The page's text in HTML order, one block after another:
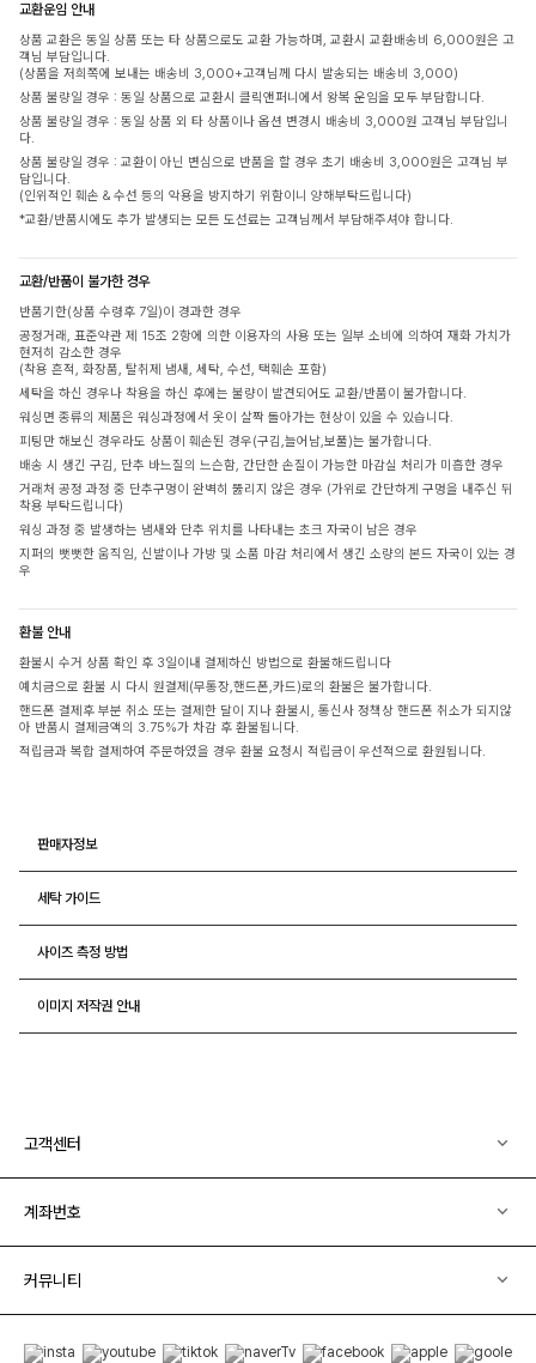
교환운임 안내
상품 교환은 동일 상품 또는 타 상품으로도 교환 가능하며, 교환시 교환배송비 6,000원은 고
객님 부담입니다.
(상품을 저희쪽에 보내는 배송비 3,000+고객님께 다시 발송되는 배송비 3,000)
상품 불량일 경우 : 동일 상품으로 교환시 클릭앤퍼니에서 왕복 운임을 모두 부담합니다.
상품 불량일 경우 : 동일 상품 외 타 상품이나 옵션 변경시 배송비 3,000원 고객님 부담입니
다.
상품 불량일 경우 : 교환이 아닌 변심으로 반품을 할 경우 초기 배송비 3,000원은 고객님 부
담입니다.
(인위적인 훼손 & 수선 등의 악용을 방지하기 위함이니 양해부탁드립니다)
*교환/반품시에도 추가 발생되는 모든 도선료는 고객님께서 부담해주셔야 합니다.
교환/반품이 불가한 경우
반품기한(상품 수령후 7일)이 경과한 경우
공정거래, 표준약관 제 15조 2항에 의한 이용자의 사용 또는 일부 소비에 의하여 재화 가치가
현저히 감소한 경우
(착용 흔적, 화장품, 탈취제 냄새, 세탁, 수선, 택훼손 포함)
세탁을 하신 경우나 착용을 하신 후에는 불량이 발견되어도 교환/반품이 불가합니다.
워싱면 종류의 제품은 워싱과정에서 옷이 살짝 돌아가는 현상이 있을 수 있습니다.
피팅만 해보신 경우라도 상품이 훼손된 경우(구김,늘어남,보풀)는 불가합니다.
배송 시 생긴 구김, 단추 바느질의 느슨함, 간단한 손질이 가능한 마감실 처리가 미흡한 경우
거래처 공정 과정 중 단추구멍이 완벽히 뚫리지 않은 경우 (가위로 간단하게 구멍을 내주신 뒤
착용 부탁드립니다)
워싱 과정 중 발생하는 냄새와 단추 위치를 나타내는 초크 자국이 남은 경우
지퍼의 뻣뻣한 움직임, 신발이나 가방 및 소품 마감 처리에서 생긴 소량의 본드 자국이 있는 경
우
환불 안내
환불시 수거 상품 확인 후 3일이내 결제하신 방법으로 환불해드립니다
예치금으로 환불 시 다시 원결제(무통장,핸드폰,카드)로의 환불은 불가합니다.
핸드폰 결제후 부분 취소 또는 결제한 달이 지나 환불시, 통신사 정책상 핸드폰 취소가 되지않
아 반품시 결제금액의 3.75%가 차감 후 환불됩니다.
적립금과 복합 결제하여 주문하였을 경우 환불 요청시 적립금이 우선적으로 환원됩니다.
판매자정보
세탁 가이드
사이즈 측정 방법
이미지 저작권 안내
고객센터
계좌번호
커뮤니티